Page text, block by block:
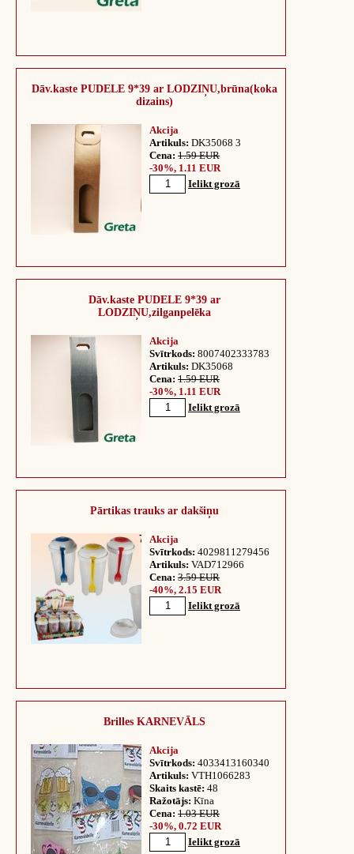
Dāv.kaste PUDELE 9*39 ar LODZIŅU,brūna(koka
dizains)
Akcija
Artikuls: DK35068 3
Cena: 1.59 EUR
-30%, 1.11 EUR
Ielikt grozā
Dāv.kaste PUDELE 9*39 ar
LODZIŅU,zilganpelēka
Akcija
Svītrkods: 8007402333783
Artikuls: DK35068
Cena: 1.59 EUR
-30%, 1.11 EUR
Ielikt grozā
Pārtikas trauks ar dakšiņu
Akcija
Svītrkods: 4029811279456
Artikuls: VAD712966
Cena: 3.59 EUR
-40%, 2.15 EUR
Ielikt grozā
Brilles KARNEVĀLS
Akcija
Svītrkods: 4033413160340
Artikuls: VTH1066283
Skaits kastē: 48
Ražotājs: Kīna
Cena: 1.03 EUR
-30%, 0.72 EUR
Ielikt grozā